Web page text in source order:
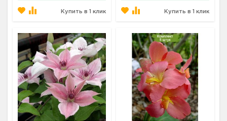
Купить в 1 клик Купить в 1 клик